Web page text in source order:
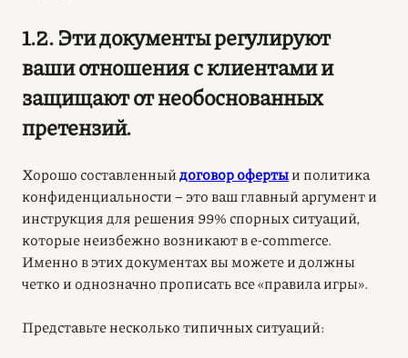
1.2. Эти документы регулируют
ваши отношения с клиентами и
защищают от необоснованных
претензий.
Хорошо составленныйдоговор офертыи политика
конфиденциальности – это ваш главный аргумент и
инструкция для решения 99% спорных ситуаций,
которые неизбежно возникают в e-commerce.
Именно в этих документах вы можете и должны
четко и однозначно прописать все «правила игры».
Представьте несколько типичных ситуаций: